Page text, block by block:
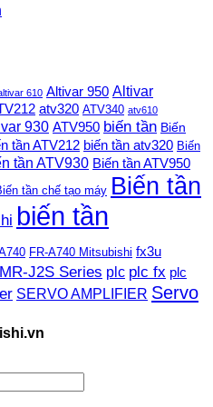
610 Altivar 950 Altivar
atv320 ATV340 atv610
930 ATV950 biến tần Biến
tần ATV212 biến tần atv320 Biến
tần ATV930 Biến tần ATV950
tần chế tạo máy Biến tần
biến tần
FR-A740 Mitsubishi fx3u
MR-J2S Series plc plc fx plc
SERVO AMPLIFIER Servo